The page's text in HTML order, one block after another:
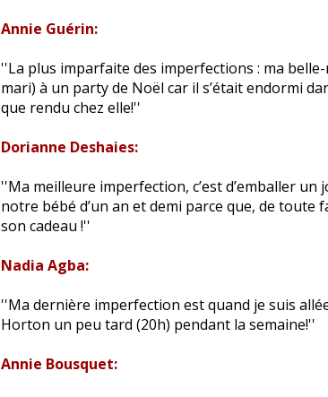
Annie Guérin:
''La plus imparfaite des imperfections : ma
mari) à un party de Noël car il s’était endormi
que rendu chez elle!''
Dorianne Deshaies:
''Ma meilleure imperfection, c’est d’emballer un
notre bébé d’un an et demi parce que, de toute
son cadeau !''
Nadia Agba:
''Ma dernière imperfection est quand je suis
Horton un peu tard (20h) pendant la semaine!''
Annie Bousquet: